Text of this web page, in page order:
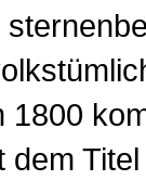
1800
Titel